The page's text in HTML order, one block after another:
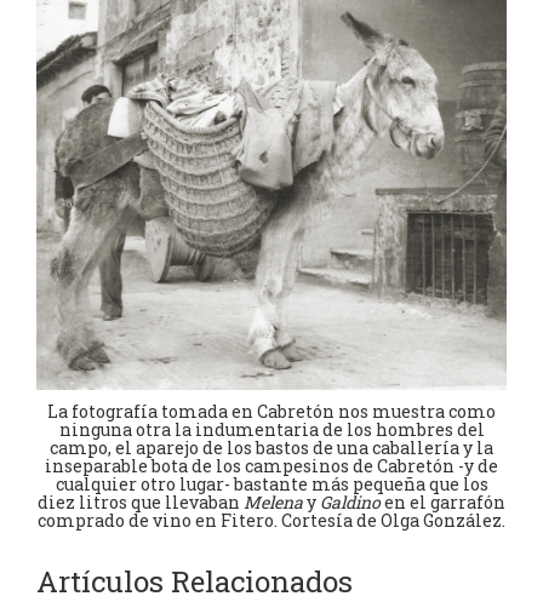
La fotografía tomada en Cabretón nos muestra como
ninguna otra la indumentaria de los hombres del
campo, el aparejo de los bastos de una caballería y la
inseparable bota de los campesinos de Cabretón -y de
cualquier otro lugar- bastante más pequeña que los
diez litros que llevaban Melenay Galdinoen el garrafón
comprado de vino en Fitero. Cortesía de Olga González.
Artículos Relacionados